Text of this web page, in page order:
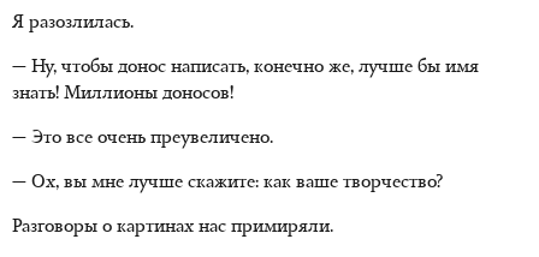
Я разозлилась.
— Ну, чтобы донос написать, конечно же, лучше бы имя
знать! Миллионы доносов!
— Это все очень преувеличено.
— Ох, вы мне лучше скажите: как ваше творчество?
Разговоры о картинах нас примиряли.